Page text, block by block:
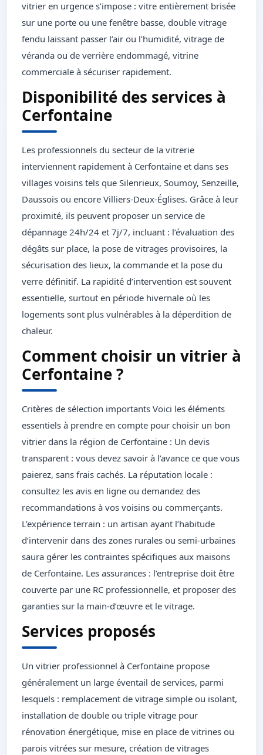
vitrier en urgence s’impose : vitre entièrement brisée
sur une porte ou une fenêtre basse, double vitrage
fendu laissant passer l’air ou l’humidité, vitrage de
véranda ou de verrière endommagé, vitrine
commerciale à sécuriser rapidement.
Disponibilité des services à
Cerfontaine
Les professionnels du secteur de la vitrerie
interviennent rapidement à Cerfontaine et dans ses
villages voisins tels que Silenrieux, Soumoy, Senzeille,
Daussois ou encore Villiers-Deux-Églises. Grâce à leur
proximité, ils peuvent proposer un service de
dépannage 24h/24 et 7j/7, incluant : l’évaluation des
dégâts sur place, la pose de vitrages provisoires, la
sécurisation des lieux, la commande et la pose du
verre définitif. La rapidité d’intervention est souvent
essentielle, surtout en période hivernale où les
logements sont plus vulnérables à la déperdition de
chaleur.
Comment choisir un vitrier à
Cerfontaine ?
Critères de sélection importants Voici les éléments
essentiels à prendre en compte pour choisir un bon
vitrier dans la région de Cerfontaine : Un devis
transparent : vous devez savoir à l’avance ce que vous
paierez, sans frais cachés. La réputation locale :
consultez les avis en ligne ou demandez des
recommandations à vos voisins ou commerçants.
L’expérience terrain : un artisan ayant l’habitude
d’intervenir dans des zones rurales ou semi-urbaines
saura gérer les contraintes spécifiques aux maisons
de Cerfontaine. Les assurances : l’entreprise doit être
couverte par une RC professionnelle, et proposer des
garanties sur la main-d’œuvre et le vitrage.
Services proposés
Un vitrier professionnel à Cerfontaine propose
généralement un large éventail de services, parmi
lesquels : remplacement de vitrage simple ou isolant,
installation de double ou triple vitrage pour
rénovation énergétique, mise en place de vitrines ou
parois vitrées sur mesure, création de vitrages